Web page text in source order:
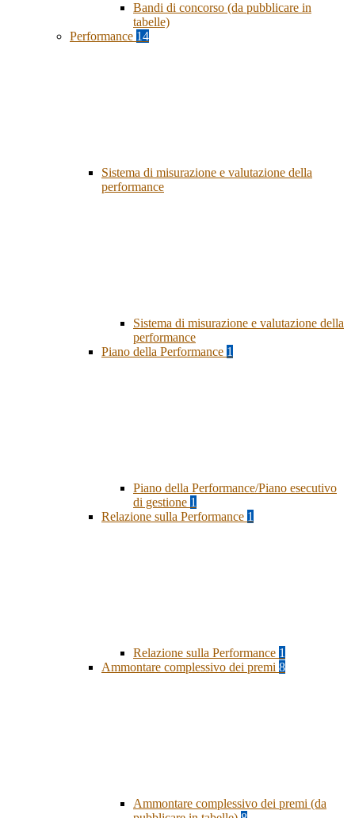
Bandi di concorso (da pubblicare in
tabelle)
Performance 14
Sistema di misurazione e valutazione della
performance
Sistema di misurazione e valutazione della
performance
Piano della Performance 1
Piano della Performance/Piano esecutivo
di gestione 1
Relazione sulla Performance 1
Relazione sulla Performance 1
Ammontare complessivo dei premi 8
Ammontare complessivo dei premi (da